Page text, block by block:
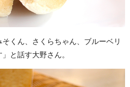
そくん、さくらちゃん、ブルーベリ
と話す大野さん。